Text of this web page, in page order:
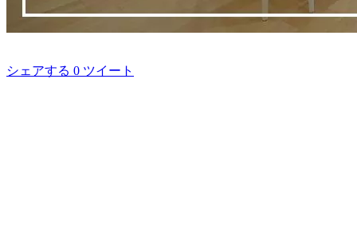
シェアする 0 ツイート